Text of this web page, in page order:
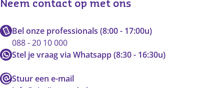
Neem contact op met ons
Bel onze professionals (8:00 - 17:00u)
088 - 20 10 000
Stel je vraag via Whatsapp (8:30 - 16:30u)
Stuur een e-mail